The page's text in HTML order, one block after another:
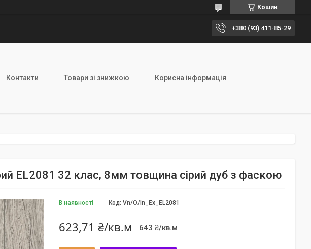
Кошик
+380 (93) 411-85-29
Контакти Товари зі знижкою Корисна інформація
EL2081 32 клас, 8мм товщина сірий дуб з фаскою
В наявності Код: Vn/О/In_Ex_EL2081
643 ₴/кв.м
623,71 ₴/кв.м